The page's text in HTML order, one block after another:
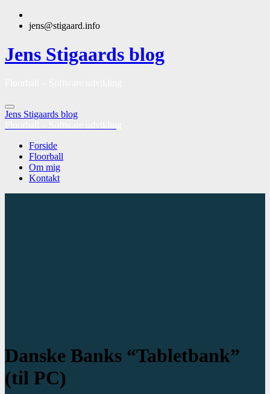
jens@stigaard.info
Jens Stigaards blog
Jens Stigaards blog
Forside
Floorball
Om mig
Kontakt
Danske Banks “Tabletbank”
(til PC)